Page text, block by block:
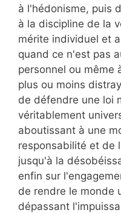
à l'hédonisme, puis
à la discipline de la
mérite individuel et
quand ce n'est pas
personnel ou même
plus ou moins
de défendre une loi
véritablement
aboutissant à une
responsabilité et de
jusqu'à la
enfin sur
de rendre le monde
dépassant